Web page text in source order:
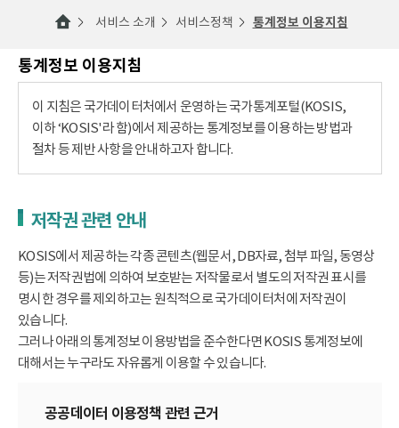
서비스 소개 서비스정책 통계정보 이용지침
통계정보 이용지침
이 지침은 국가데이터처에서 운영하는 국가통계포털(KOSIS,
이하 ‘KOSIS'라 함)에서 제공하는 통계정보를 이용하는 방법과
절차 등 제반 사항을 안내하고자 합니다.
저작권 관련 안내
KOSIS에서 제공하는 각종 콘텐츠(웹문서, DB자료, 첨부 파일, 동영상
등)는 저작권법에 의하여 보호받는 저작물로서 별도의 저작권 표시를
명시한 경우를 제외하고는 원칙적으로 국가데이터처에 저작권이
있습니다.
그러나 아래의 통계정보 이용방법을 준수한다면 KOSIS 통계정보에
대해서는 누구라도 자유롭게 이용할 수 있습니다.
공공데이터 이용정책 관련 근거